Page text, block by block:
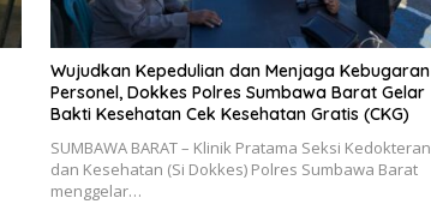
Wujudkan Kepedulian dan Menjaga Kebugaran
Personel, Dokkes Polres Sumbawa Barat Gelar
Bakti Kesehatan Cek Kesehatan Gratis (CKG)
SUMBAWA BARAT – Klinik Pratama Seksi Kedokteran
dan Kesehatan (Si Dokkes) Polres Sumbawa Barat
menggelar…